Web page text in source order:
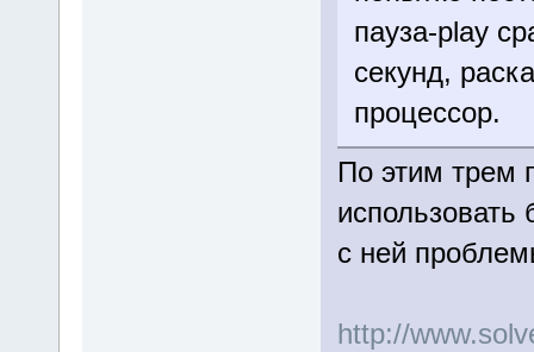
пауза-play
секунд,
процессор.
По этим трем
с ней
http://